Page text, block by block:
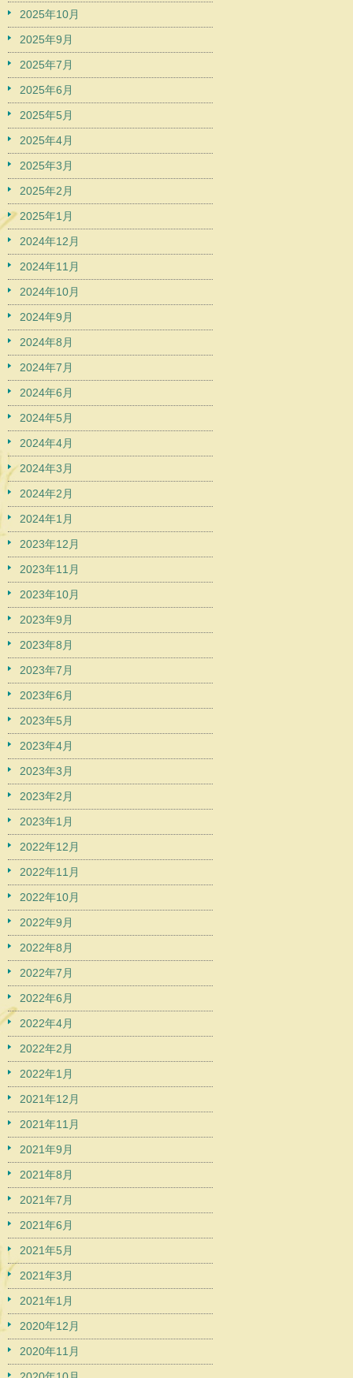
2025年10月
2025年9月
2025年7月
2025年6月
2025年5月
2025年4月
2025年3月
2025年2月
2025年1月
2024年12月
2024年11月
2024年10月
2024年9月
2024年8月
2024年7月
2024年6月
2024年5月
2024年4月
2024年3月
2024年2月
2024年1月
2023年12月
2023年11月
2023年10月
2023年9月
2023年8月
2023年7月
2023年6月
2023年5月
2023年4月
2023年3月
2023年2月
2023年1月
2022年12月
2022年11月
2022年10月
2022年9月
2022年8月
2022年7月
2022年6月
2022年4月
2022年2月
2022年1月
2021年12月
2021年11月
2021年9月
2021年8月
2021年7月
2021年6月
2021年5月
2021年3月
2021年1月
2020年12月
2020年11月